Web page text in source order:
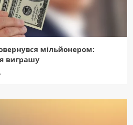
мільйонером:
виграшу